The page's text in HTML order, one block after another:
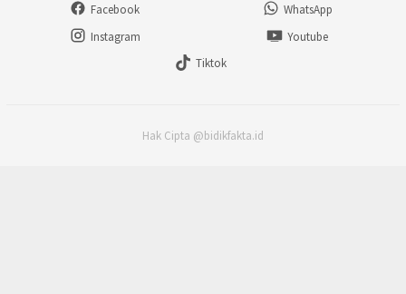
Facebook
WhatsApp
Instagram
Youtube
Tiktok
Hak Cipta @bidikfakta.id